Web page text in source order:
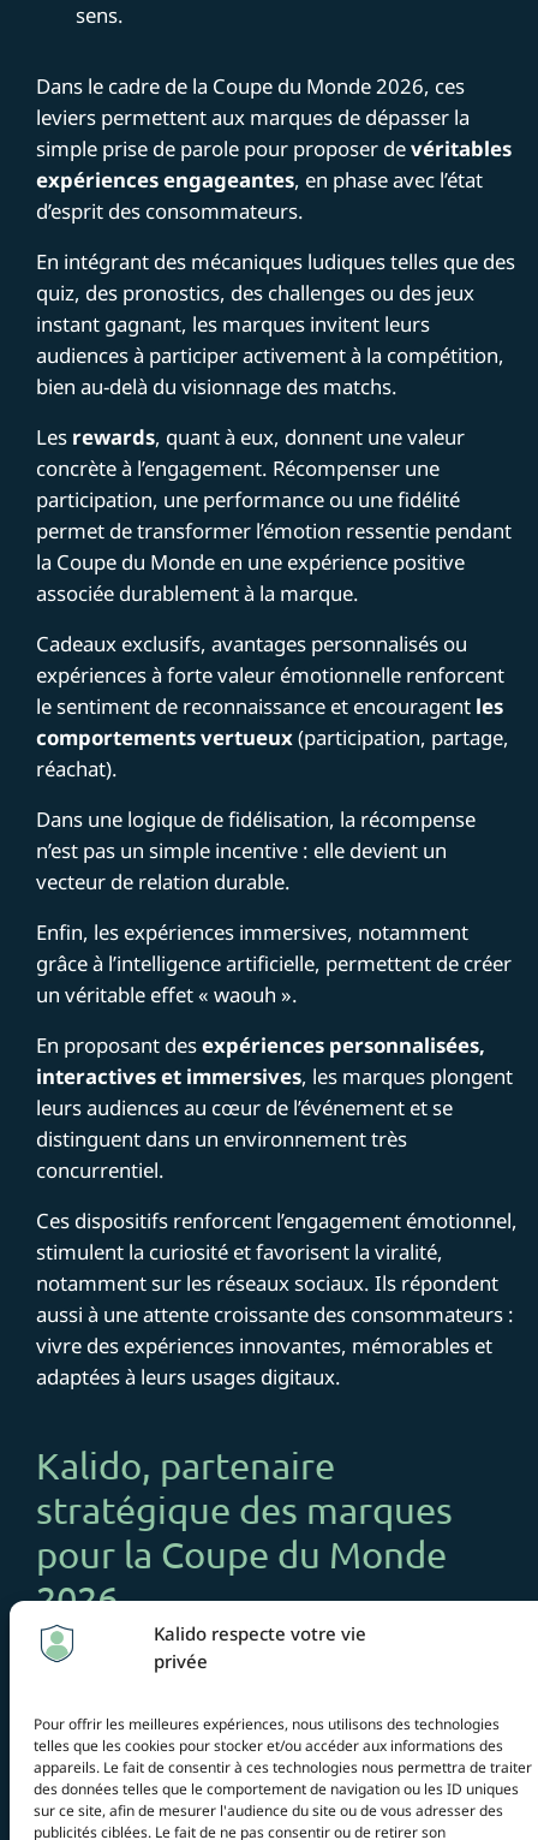
Kalido respecte votre vie
privée
Pour offrir les meilleures expériences, nous utilisons des technologies
telles que les cookies pour stocker et/ou accéder aux informations des
appareils. Le fait de consentir à ces technologies nous permettra de traiter
des données telles que le comportement de navigation ou les ID uniques
sur ce site, afin de mesurer l'audience du site ou de vous adresser des
publicités ciblées. Le fait de ne pas consentir ou de retirer son
sens.
Dans le cadre de la Coupe du Monde 2026, ces
leviers permettent aux marques de dépasser la
simple prise de parole pour proposer devéritables
expériences engageantes, en phase avec l’état
d’esprit des consommateurs.
En intégrant des mécaniques ludiques telles que des
quiz, des pronostics, des challenges ou des jeux
instant gagnant, les marques invitent leurs
audiences à participer activement à la compétition,
bien au-delà du visionnage des matchs.
Les rewards, quant à eux, donnent une valeur
concrète à l’engagement. Récompenser une
participation, une performance ou une fidélité
permet de transformer l’émotion ressentie pendant
la Coupe du Monde en une expérience positive
associée durablement à la marque.
Cadeaux exclusifs, avantages personnalisés ou
expériences à forte valeur émotionnelle renforcent
le sentiment de reconnaissance et encouragent les
comportements vertueux(participation, partage,
réachat).
Dans une logique de fidélisation, la récompense
n’est pas un simple incentive : elle devient un
vecteur de relation durable.
Enfin, les expériences immersives, notamment
grâce à l’intelligence artificielle, permettent de créer
un véritable effet « waouh ».
En proposant desexpériences personnalisées,
interactives et immersives, les marques plongent
leurs audiences au cœur de l’événement et se
distinguent dans un environnement très
concurrentiel.
Ces dispositifs renforcent l’engagement émotionnel,
stimulent la curiosité et favorisent la viralité,
notamment sur les réseaux sociaux. Ils répondent
aussi à une attente croissante des consommateurs :
vivre des expériences innovantes, mémorables et
adaptées à leurs usages digitaux.
Kalido, partenaire
stratégique des marques
pour la Coupe du Monde
2026
Chez
, nous sommes dédiés à soutenir les
Coupe du Monde de Football 2026.
Notre objectif est de concevoir et de mettre en
œuvredes campagnes innovantesqui intègrent
des éléments captivants et mesurables, assurant